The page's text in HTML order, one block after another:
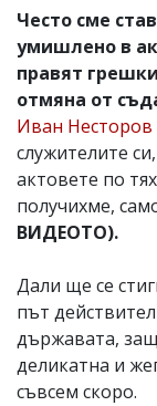
Често сме
умишлено в
правят
отмяна от
Иван Несторов
служителите
актовете по
получихме,
ВИДЕОТО).
Дали ще се
път
държавата,
деликатна и
съвсем скоро.